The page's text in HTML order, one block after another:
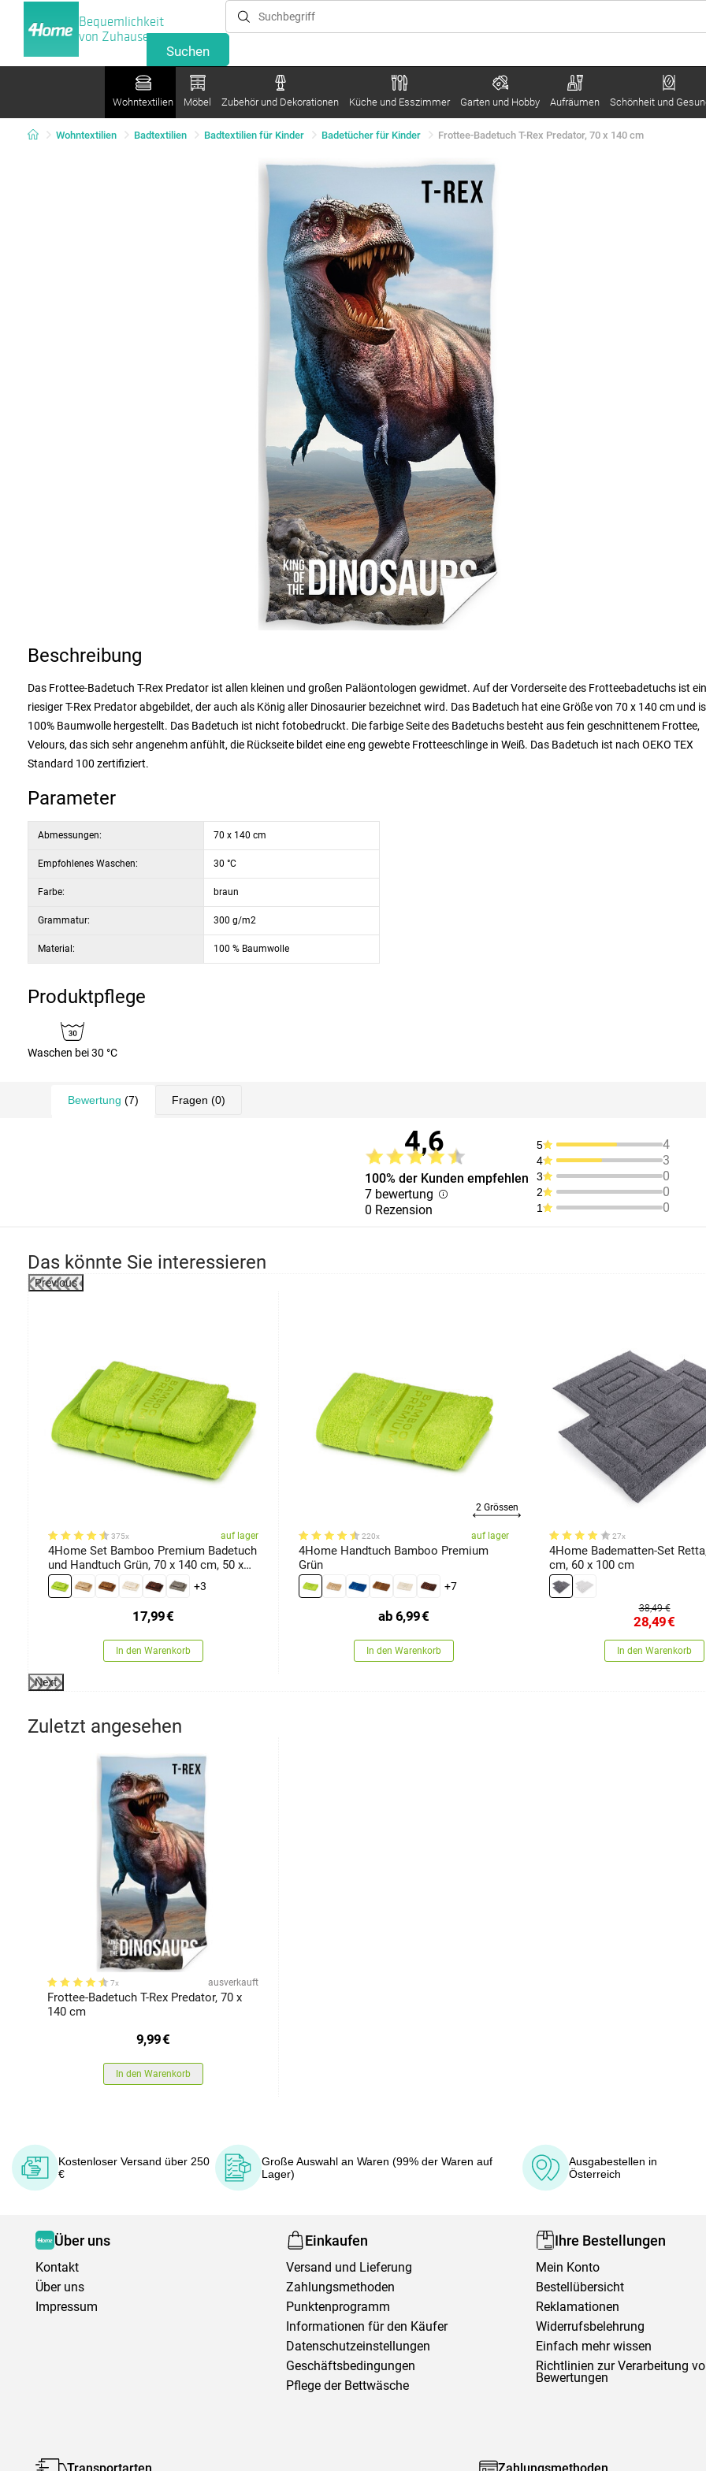
Bequemlichkeit
von Zuhause
Wohntextilien Möbel Zubehör und Dekorationen Küche und Esszimmer Garten und Hobby Aufräumen Schönheit und
Wohntextilien Badtextilien Badtextilien für Kinder Badetücher für Kinder Frottee-Badetuch T-Rex Predator, 70 x 140 cm
Beschreibung
Das Frottee-Badetuch T-Rex Predator ist allen kleinen und großen Paläontologen gewidmet. Auf der Vorderseite des Frotteebadetuchs ist ein
riesiger T-Rex Predator abgebildet, der auch als König aller Dinosaurier bezeichnet wird. Das Badetuch hat eine Größe von 70 x 140 cm und
100% Baumwolle hergestellt. Das Badetuch ist nicht fotobedruckt. Die farbige Seite des Badetuchs besteht aus fein geschnittenem Frottee,
Velours, das sich sehr angenehm anfühlt, die Rückseite bildet eine eng gewebte Frotteeschlinge in Weiß. Das Badetuch ist nach OEKO TEX
Standard 100 zertifiziert.
Parameter
Abmessungen: 70 x 140 cm
Empfohlenes Waschen: 30 °C
Farbe: braun
Grammatur: 300 g/m2
Material: 100 % Baumwolle
Produktpflege
Waschen bei 30 °C
Bewertung (7) Fragen (0)
4,6
100% der Kunden empfehlen
7 bewertung
0 Rezension
5 4
4 3
3 0
2 0
1 0
Das könnte Sie interessieren
Previous
375x auf lager
4Home Set Bamboo Premium Badetuch
und Handtuch Grün, 70 x 140 cm, 50 x
100 cm
+3
17,99€
In den Warenkorb
2 Grössen
220x auf lager
4Home Handtuch Bamboo Premium
Grün
+7
ab 6,99€
In den Warenkorb
27x
4Home Badematten-Set
cm, 60 x 100 cm
38,49 €
28,49€
In den Warenkorb
Next
Zuletzt angesehen
7x ausverkauft
Frottee-Badetuch T-Rex Predator, 70 x
140 cm
9,99€
In den Warenkorb
Kostenloser Versand über 250
€
Große Auswahl an Waren (99% der Waren auf
Lager)
Ausgabestellen in
Österreich
Über uns
Kontakt
Über uns
Impressum
Einkaufen
Versand und Lieferung
Zahlungsmethoden
Punktenprogramm
Informationen für den Käufer
Datenschutzeinstellungen
Geschäftsbedingungen
Pflege der Bettwäsche
Ihre Bestellungen
Mein Konto
Bestellübersicht
Reklamationen
Widerrufsbelehrung
Einfach mehr wissen
Richtlinien zur Verarbeitung
Bewertungen
Transportarten Zahlungsmethoden